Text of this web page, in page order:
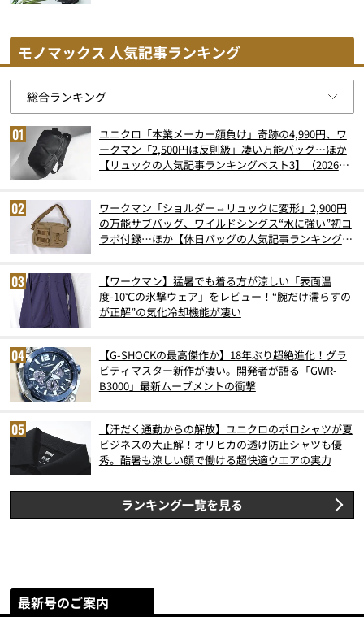
モノマックス 人気記事ランキング
ユニクロ「本業メーカー顔負け」奇跡の4,990円、ワ
ークマン「2,500円は反則級」凄い万能バッグ…ほか
【リュックの人気記事ランキングベスト3】（2026年
ワークマン「ショルダー⇔リュックに変形」2,900円
の万能サブバッグ、ワイルドシングス“水に強い”初コ
ラボ付録…ほか【休日バッグの人気記事ランキングベ
【ワークマン】猛暑でも着る方が涼しい「表面温
度-10℃の氷撃ウェア」をレビュー！“腕だけ濡らすの
が正解”の気化冷却機能が凄い
【G-SHOCKの最高傑作か】18年ぶり超絶進化！グラ
ビティマスター新作が凄い。開発者が語る「GWR-
B3000」最新ムーブメントの衝撃
【汗だく通勤からの解放】ユニクロのポロシャツが夏
ビジネスの大正解！オリヒカの透け防止シャツも優
秀。酷暑も涼しい顔で働ける超快適ウエアの実力
ランキング一覧を見る
最新号のご案内